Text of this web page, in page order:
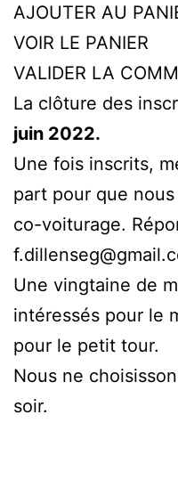
AJOUTER AU
VOIR LE PANIER
VALIDER LA
La clôture des
juin 2022.
Une fois inscrits,
part pour que
co-voiturage.
Une vingtaine de
intéressés pour le
pour le petit tour.
Nous ne
soir.